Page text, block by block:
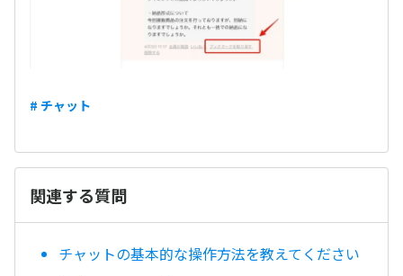
# チャット
関連する質問
チャットの基本的な操作方法を教えてください